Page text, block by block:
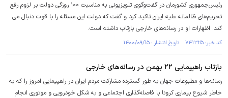
رئیس‌جمهوری کشورمان در گفت‌وگوی تلویزیونی به مناسبت ۱۰۰ روزگی دولت بر لزوم رفع
تحریم‌های ظالمانه علیه ایران تاکید کرد و گفت که دولت این مسئله را با قوت دنبال می
کند. اظهارات او در رسانه‌های خارجی بازتاب داشته است.
کد خبر: ۷۴۱۳۲۵ تاریخ انتشار : ۱۴۰۰/۰۹/۱۵
بازتاب راهپیمایی ۲۲ بهمن در رسانه‌های خارجی
رسانه‌ها و مطبوعات جهان به طور گسترده مشارکت مردم ایران در راهپیمایی امروز را که به
خاطر شیوع بیماری کرونا با فاصله‌گذاری اجتماعی و به شکل خودرویی و موتوری انجام